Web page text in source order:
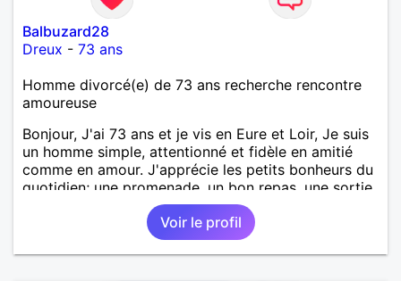
Balbuzard28
Dreux - 73 ans
Homme divorcé(e) de 73 ans recherche rencontre
amoureuse
Bonjour, J'ai 73 ans et je vis en Eure et Loir, Je suis
un homme simple, attentionné et fidèle en amitié
comme en amour. J'apprécie les petits bonheurs du
quotidien; une promenade, un bon repas, une sortie,
une discision agréable ou un moment de détente à
deux. Je souhaite rencontrer une femme douce,
honnête et bienveillante, avec qui partager des
moments de complicité, de rire et de confiance. Je
Voir le profil